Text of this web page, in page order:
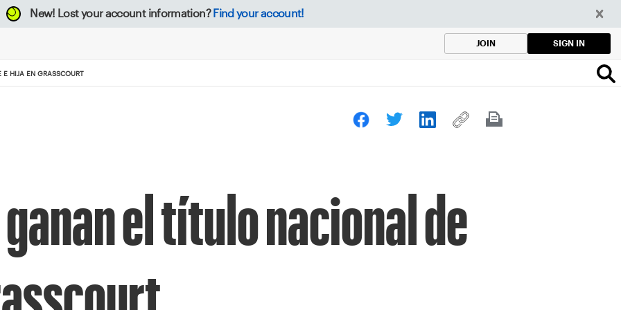
New! Lost your account information? Find your account!
JOIN SIGN IN
E HIJA EN GRASSCOURT
ganan el título nacional de